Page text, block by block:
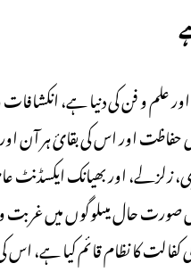
اور علم و فن کی دنیا ہے،
حفاظت اور اس کی بقائ ہر
زلزلے، اور بھیانک
حال میںلوگوں میں غربت
کا نظام قائم کیا ہے، اس کی